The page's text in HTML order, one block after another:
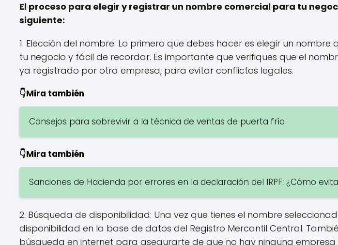
El proceso para elegir y registrar un nombre comercial para tu
siguiente:
1. Elección del nombre: Lo primero que debes hacer es elegir un
tu negocio y fácil de recordar. Es importante que verifiques que el
ya registrado por otra empresa, para evitar conflictos legales.
👇Mira también
Consejos para sobrevivir a la técnica de ventas de puerta fría
👇Mira también
Sanciones de Hacienda por errores en la declaración del IRPF: ¿Cómo
2. Búsqueda de disponibilidad: Una vez que tienes el nombre
disponibilidad en la base de datos del Registro Mercantil Central.
búsqueda en internet para asegurarte de que no hay ninguna empresa